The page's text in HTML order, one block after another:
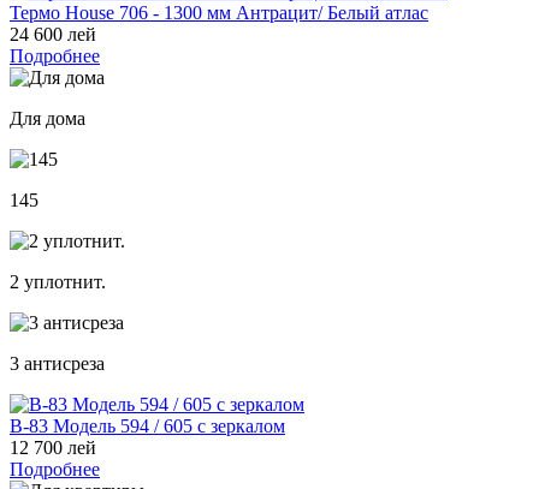
Термо House 706 - 1300 мм Антрацит/ Белый атлас
24 600 лей
Подробнее
Для дома
145
2 уплотнит.
3 антисреза
В-83 Модель 594 / 605 с зеркалом
12 700 лей
Подробнее